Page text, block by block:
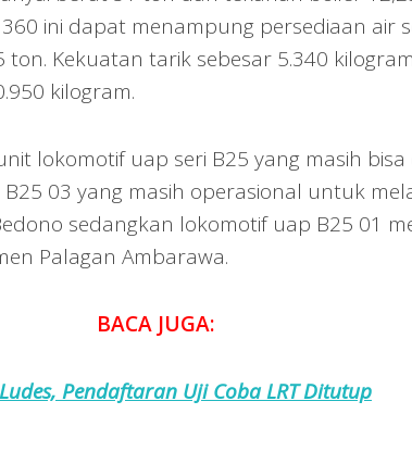
ini dapat menampung persediaan air
Kekuatan tarik sebesar 5.340
kilogram.
lokomotif uap seri B25 yang masih
03 yang masih operasional untuk
sedangkan lokomotif uap B25 01
Palagan Ambarawa.
BACA JUGA:
Pendaftaran Uji Coba LRT Ditutup